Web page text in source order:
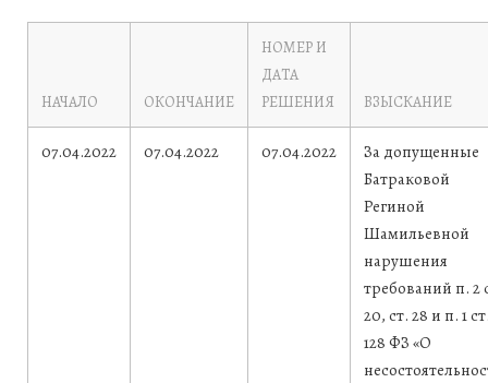
НАЧАЛО ОКОНЧАНИЕ
НОМЕР И
ДАТА
РЕШЕНИЯ
ВЗЫСКАНИЕ
07.04.2022 07.04.2022 07.04.2022
За допущенные
Батраковой
Региной
Шамильевной
нарушения
требований п. 2
20, ст. 28 и п. 1
128 ФЗ «О